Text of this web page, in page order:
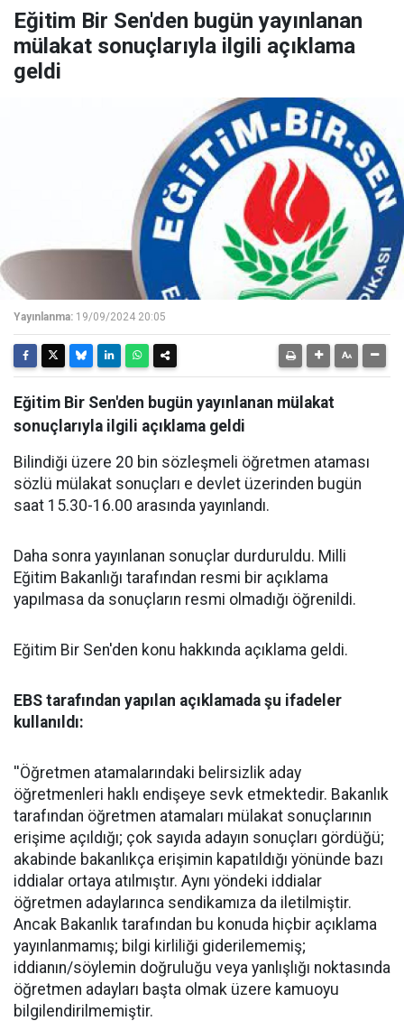
Eğitim Bir Sen'den bugün yayınlanan
mülakat sonuçlarıyla ilgili açıklama
geldi
Yayınlanma: 19/09/2024 20:05
Eğitim Bir Sen'den bugün yayınlanan mülakat
sonuçlarıyla ilgili açıklama geldi
Bilindiği üzere 20 bin sözleşmeli öğretmen ataması
sözlü mülakat sonuçları e devlet üzerinden bugün
saat 15.30-16.00 arasında yayınlandı.
Daha sonra yayınlanan sonuçlar durduruldu. Milli
Eğitim Bakanlığı tarafından resmi bir açıklama
yapılmasa da sonuçların resmi olmadığı öğrenildi.
Eğitim Bir Sen'den konu hakkında açıklama geldi.
EBS tarafından yapılan açıklamada şu ifadeler
kullanıldı:
''Öğretmen atamalarındaki belirsizlik aday
öğretmenleri haklı endişeye sevk etmektedir. Bakanlık
tarafından öğretmen atamaları mülakat sonuçlarının
erişime açıldığı; çok sayıda adayın sonuçları gördüğü;
akabinde bakanlıkça erişimin kapatıldığı yönünde bazı
iddialar ortaya atılmıştır. Aynı yöndeki iddialar
öğretmen adaylarınca sendikamıza da iletilmiştir.
Ancak Bakanlık tarafından bu konuda hiçbir açıklama
yayınlanmamış; bilgi kirliliği giderilememiş;
iddianın/söylemin doğruluğu veya yanlışlığı noktasında
öğretmen adayları başta olmak üzere kamuoyu
bilgilendirilmemiştir.